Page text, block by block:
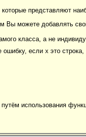
представляют
Вы можете добавлять
класса, а не
ошибку, если x это
использования